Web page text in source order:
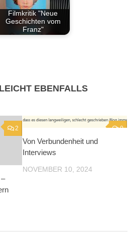
Filmkritik "Neue
Geschichten vom
Franz"
EBENFALLS
2 0
Von Verbundenheit und
Interviews
NOVEMBER 10, 2024